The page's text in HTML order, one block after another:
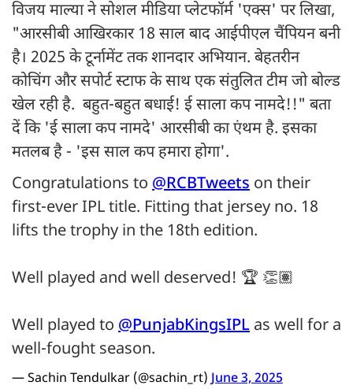
विजय माल्या ने सोशल मीडिया प्लेटफॉर्म 'एक्स' पर लिखा,
"आरसीबी आखिरकार 18 साल बाद आईपीएल चैंपियन बनी
है। 2025 के टूर्नामेंट तक शानदार अभियान. बेहतरीन
कोचिंग और सपोर्ट स्टाफ के साथ एक संतुलित टीम जो बोल्ड
खेल रही है. बहुत-बहुत बधाई! ई साला कप नामदे!!" बता
दें कि 'ई साला कप नामदे' आरसीबी का एंथम है. इसका
मतलब है - 'इस साल कप हमारा होगा'.
Congratulations to @RCBTweets on their
first-ever IPL title. Fitting that jersey no. 18
lifts the trophy in the 18th edition.
Well played and well deserved! 🏆 👏🏽
Well played to @PunjabKingsIPL as well for a
well-fought season.
— Sachin Tendulkar (@sachin_rt)June 3, 2025